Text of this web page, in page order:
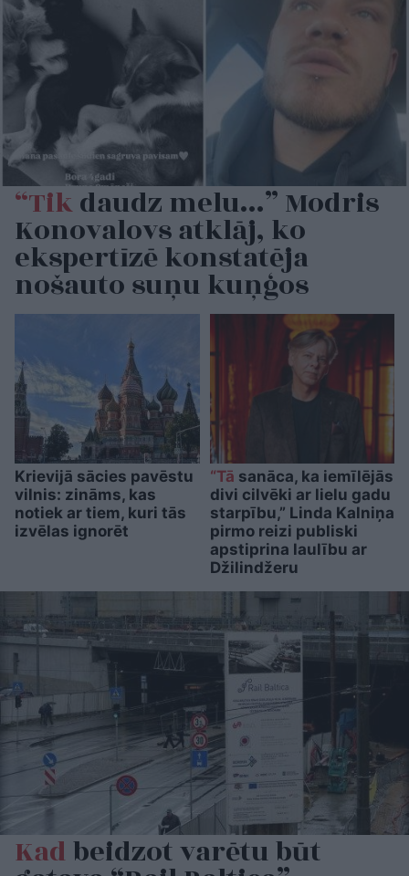
“Tikdaudz melu…” Modris
Konovalovs atklāj, ko
ekspertīzē konstatēja
nošauto suņu kuņģos
Krievijā sācies pavēstu
vilnis: zināms, kas
notiek ar tiem, kuri tās
izvēlas ignorēt
“Tā sanāca, ka iemīlējās
divi cilvēki ar lielu gadu
starpību,” Linda Kalniņa
pirmo reizi publiski
apstiprina laulību ar
Džilindžeru
Kadbeidzot varētu būt